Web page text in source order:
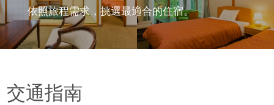
依照旅程需求，挑選最適合的住宿。​
交通指南